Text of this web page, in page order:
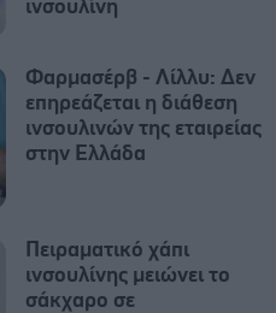
ινσουλίνη
Φαρμασέρβ - Λίλλυ: Δεν
επηρεάζεται η διάθεση
ινσουλινών της εταιρείας
στην Ελλάδα
Πειραματικό χάπι
ινσουλίνης μειώνει το
σάκχαρο σε